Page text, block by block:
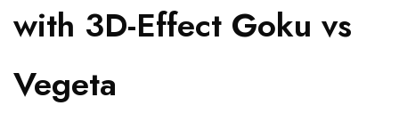
with 3D-Effect Goku vs
Vegeta